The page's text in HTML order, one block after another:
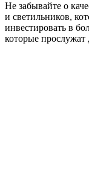
Не забывайте о
и светильников,
инвестировать в
которые прослужат